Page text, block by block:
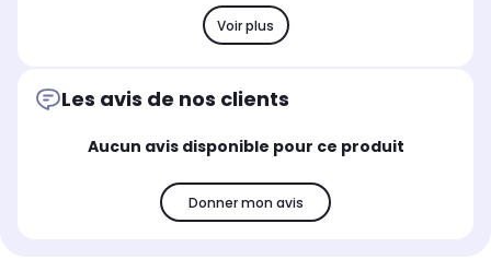
Voir plus
Les avis de nos clients
Aucun avis disponible pour ce produit
Donner mon avis